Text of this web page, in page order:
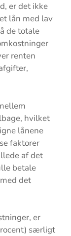
er det ikke
lån med lav
de totale
renten
hvilket
lånene
faktorer
af det
betale
det
er
særligt